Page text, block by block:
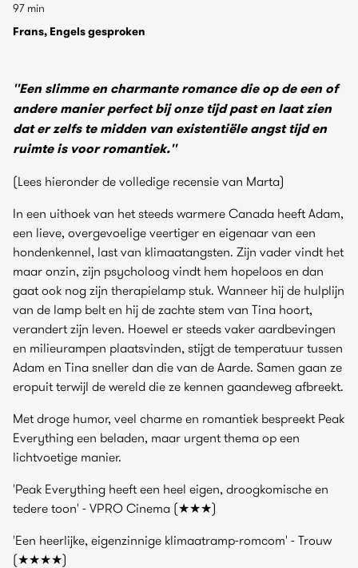
97 min
Frans, Engels gesproken
''Een slimme en charmante romance die op de een of
andere manier perfect bij onze tijd past en laat zien
dat er zelfs te midden van existentiële angst tijd en
ruimte is voor romantiek.''
(Lees hieronder de volledige recensie van Marta)
In een uithoek van het steeds warmere Canada heeft Adam,
een lieve, overgevoelige veertiger en eigenaar van een
hondenkennel, last van klimaatangsten. Zijn vader vindt het
maar onzin, zijn psycholoog vindt hem hopeloos en dan
gaat ook nog zijn therapielamp stuk. Wanneer hij de hulplijn
van de lamp belt en hij de zachte stem van Tina hoort,
verandert zijn leven. Hoewel er steeds vaker aardbevingen
en milieurampen plaatsvinden, stijgt de temperatuur tussen
Adam en Tina sneller dan die van de Aarde. Samen gaan ze
eropuit terwijl de wereld die ze kennen gaandeweg afbreekt.
Met droge humor, veel charme en romantiek bespreekt Peak
Everything een beladen, maar urgent thema op een
lichtvoetige manier.
'Peak Everything heeft een heel eigen, droogkomische en
tedere toon' - VPRO Cinema (★★★)
'Een heerlijke, eigenzinnige klimaatramp-romcom' - Trouw
(★★★★)